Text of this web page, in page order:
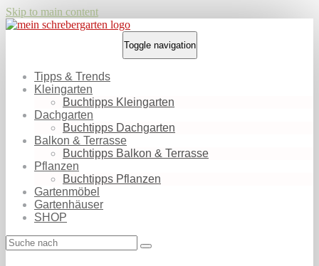
Skip to main content
Toggle navigation
Tipps & Trends
Kleingarten
Buchtipps Kleingarten
Dachgarten
Buchtipps Dachgarten
Balkon & Terrasse
Buchtipps Balkon & Terrasse
Pflanzen
Buchtipps Pflanzen
Gartenmöbel
Gartenhäuser
SHOP